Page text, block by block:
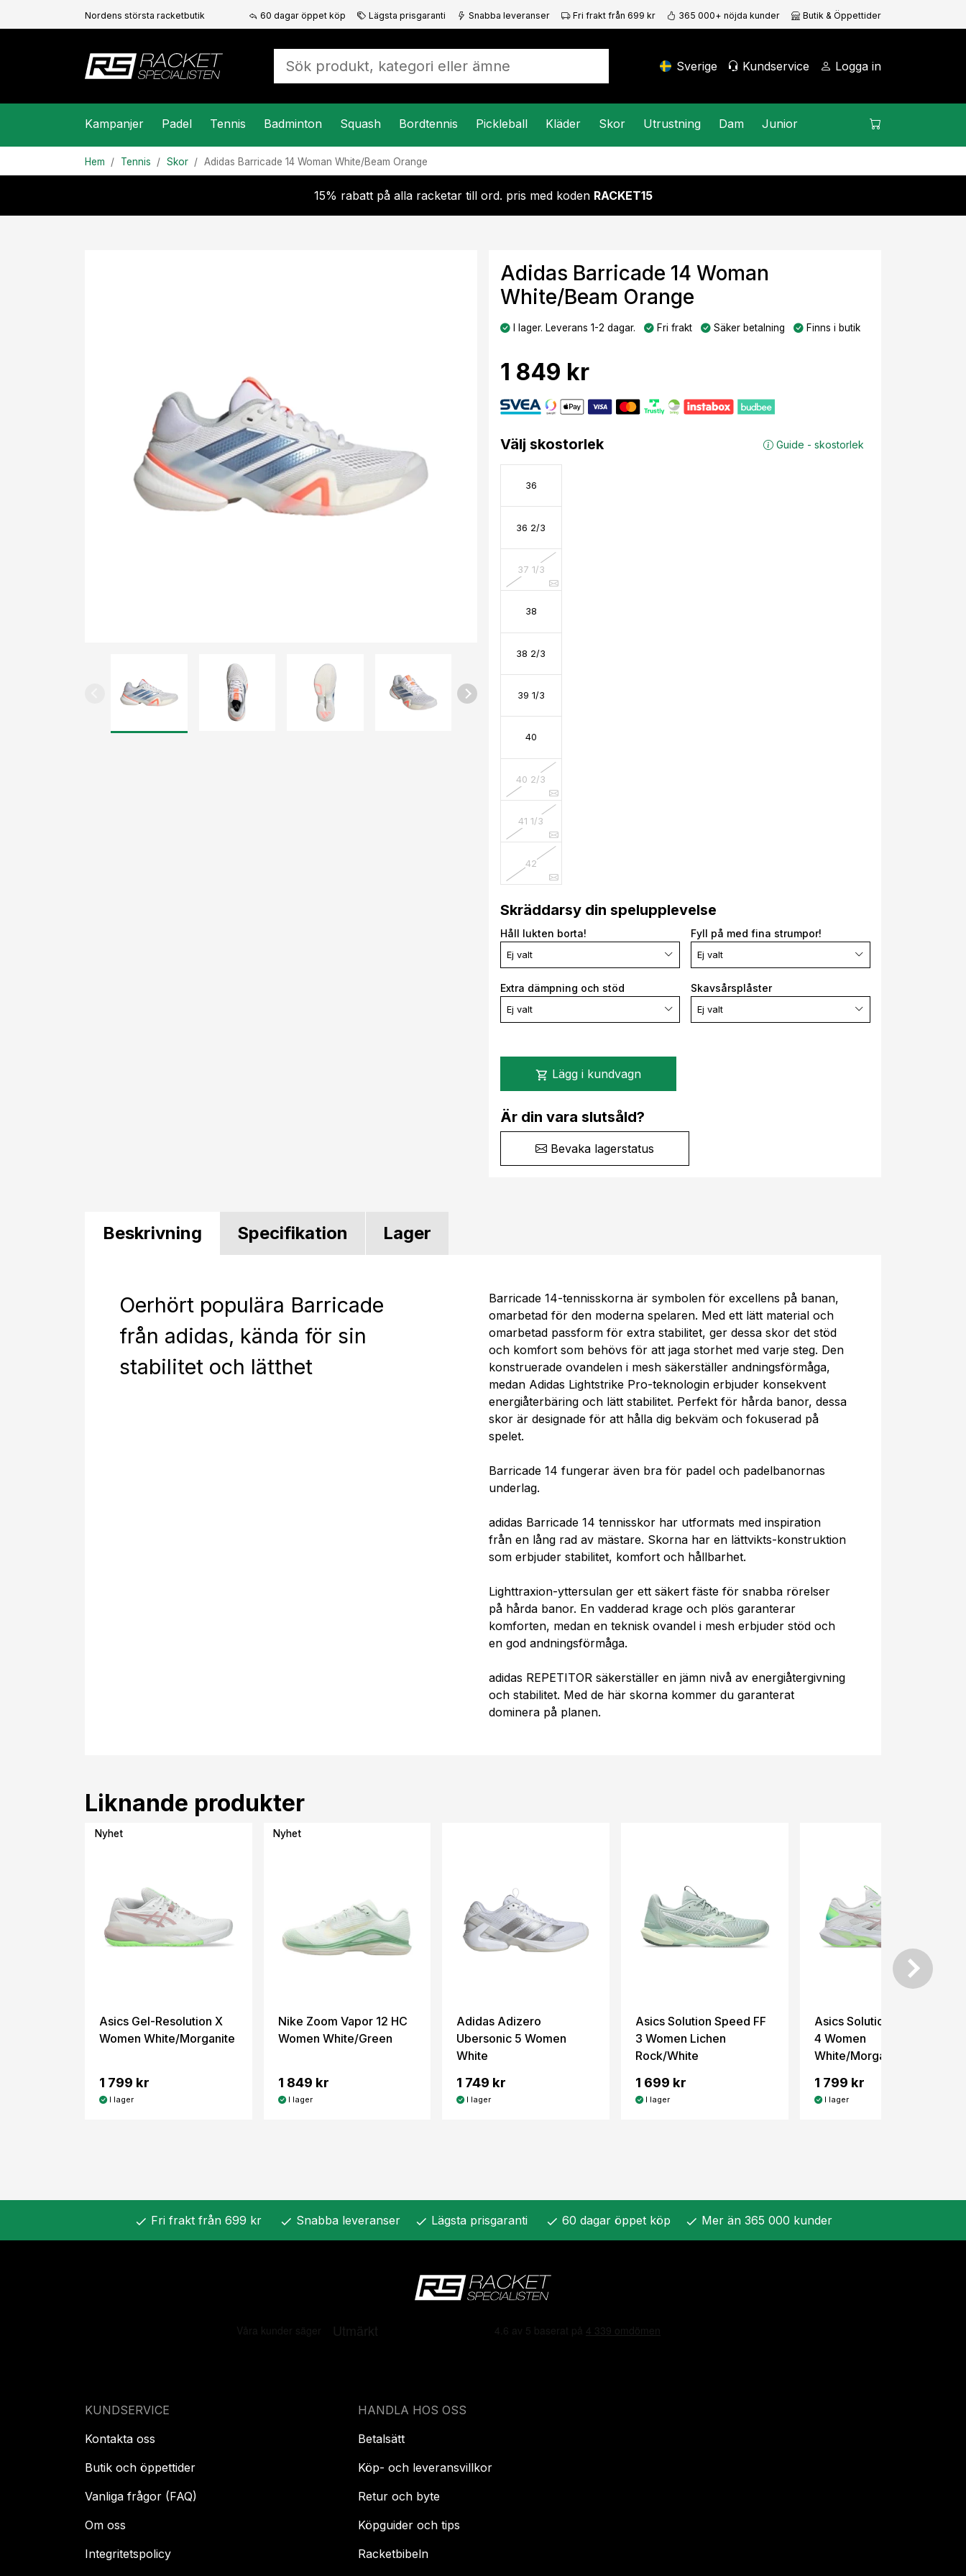
Nordens största racketbutik 60 dagar öppet köp Lägsta prisgaranti Snabba leveranser Fri frakt från 699 kr 365 000+ nöjda kunder Butik & Öppettider
Sverige Kundservice Logga in
Kampanjer Padel Tennis Badminton Squash Bordtennis Pickleball Kläder Skor Utrustning Dam Junior
Hem Tennis Skor Adidas Barricade 14 Woman White/Beam Orange
15% rabatt på alla racketar till ord. pris med koden RACKET15
Adidas Barricade 14 Woman
White/Beam Orange
I lager. Leverans 1-2 dagar. Fri frakt Säker betalning Finns i butik
1 849 kr
Välj skostorlek Guide - skostorlek
36
36 2/3
37 1/3
38
38 2/3
39 1/3
40
40 2/3
41 1/3
42
Skräddarsy din spelupplevelse
Håll lukten borta!
Ej valt
Fyll på med fina strumpor!
Ej valt
Extra dämpning och stöd
Ej valt
Skavsårsplåster
Ej valt
shopping_cart Lägg i kundvagn
Är din vara slutsåld?
Bevaka lagerstatus
Beskrivning Specifikation Lager
Oerhört populära Barricade
från adidas, kända för sin
stabilitet och lätthet
Barricade 14-tennisskorna är symbolen för excellens på banan,
omarbetad för den moderna spelaren. Med ett lätt material och
omarbetad passform för extra stabilitet, ger dessa skor det stöd
och komfort som behövs för att jaga storhet med varje steg. Den
konstruerade ovandelen i mesh säkerställer andningsförmåga,
medan Adidas Lightstrike Pro-teknologin erbjuder konsekvent
energiåterbäring och lätt stabilitet. Perfekt för hårda banor, dessa
skor är designade för att hålla dig bekväm och fokuserad på
spelet.
Barricade 14 fungerar även bra för padel och padelbanornas
underlag.
adidas Barricade 14 tennisskor har utformats med inspiration
från en lång rad av mästare. Skorna har en lättvikts-konstruktion
som erbjuder stabilitet, komfort och hållbarhet.
Lighttraxion-yttersulan ger ett säkert fäste för snabba rörelser
på hårda banor. En vadderad krage och plös garanterar
komforten, medan en teknisk ovandel i mesh erbjuder stöd och
en god andningsförmåga.
adidas REPETITOR säkerställer en jämn nivå av energiåtergivning
och stabilitet. Med de här skorna kommer du garanterat
dominera på planen.
Liknande produkter
Nyhet
Asics Gel-Resolution X
Women White/Morganite
1 799 kr
I lager
Nyhet
Nike Zoom Vapor 12 HC
Women White/Green
1 849 kr
I lager
Adidas Adizero
Ubersonic 5 Women
White
1 749 kr
I lager
Asics Solution Speed FF
3 Women Lichen
Rock/White
1 699 kr
I lager
Asics Solution Speed FF
4 Women
White/Morganite
1 799 kr
I lager
check Fri frakt från 699 kr check Snabba leveranser check Lägsta prisgaranti check 60 dagar öppet köp check Mer än 365 000 kunder
KUNDSERVICE
Kontakta oss
Butik och öppettider
Vanliga frågor (FAQ)
Om oss
Integritetspolicy
HANDLA HOS OSS
Betalsätt
Köp- och leveransvillkor
Retur och byte
Köpguider och tips
Racketbibeln